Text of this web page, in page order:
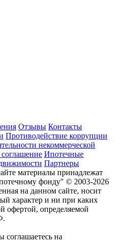
Отзывы Контакты
Противодействие коррупции
некоммерческой
соглашение Ипотечные
Партнеры
материалы принадлежат
фонду" © 2003-2026
на данном сайте, носит
характер и ни при каких
офертой, определяемой
соглашаетесь на